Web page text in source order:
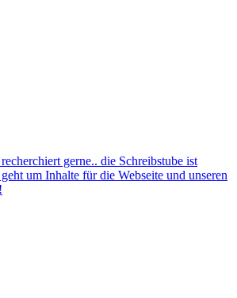
gerne.. die Schreibstube ist
um Inhalte für die Webseite und unseren